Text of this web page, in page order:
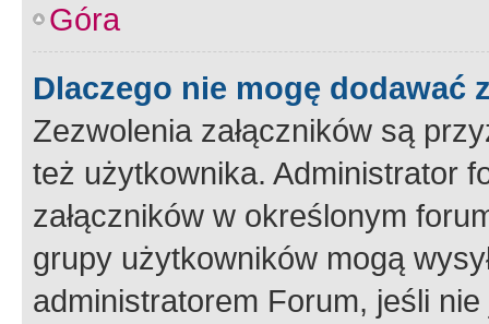
Góra
Dlaczego nie mogę dodawać
Zezwolenia załączników są
też użytkownika. Administrator
załączników w określonym
grupy użytkowników mogą
administratorem Forum, jeśli